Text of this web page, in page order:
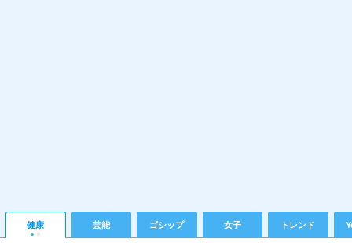
健康 芸能 ゴシップ 女子 トレンド